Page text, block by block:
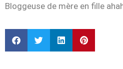
Bloggeuse de mère en fille